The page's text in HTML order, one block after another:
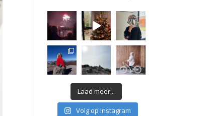
Laad meer...
Volg op Instagram